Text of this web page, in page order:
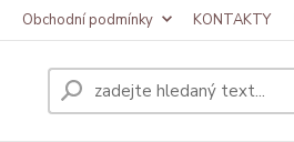
Obchodní podmínky KONTAKTY